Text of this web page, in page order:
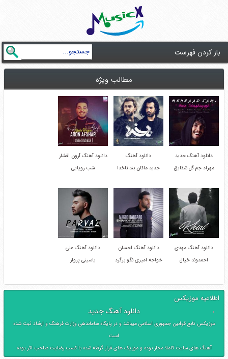
باز کردن فهرست
مطالب ویژه
دانلود آهنگ جدید
مهراد جم گل شقایق
دانلود آهنگ
جدید ماکان بند ناخدا
دانلود آهنگ آرون افشار
شب رویایی
دانلود آهنگ مهدی
احمدوند خیال
دانلود آهنگ احسان
خواجه امیری نگو برگرد
دانلود آهنگ علی
یاسینی پرواز
اطلاعیه موزیکس
دانلود آهنگ جدید
موزیکس تابع قوانین جمهوری اسلامی میباشد و در پایگاه ساماندهی وزارت فرهنگ و ارشاد ثبت شده
است
آهنگ های سایت کاملا مجاز بوده و موزیک های قرار گرفته شده با کسب رضایت صاحب اثر بوده